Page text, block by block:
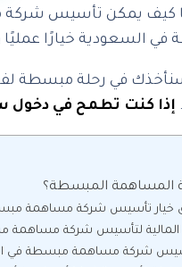
كيف يمكن تأسيس شركة
السعودية خيارًا
سنأخذك في رحلة مبسطة
إذا كنت تطمح في دخول
المساهمة المبسطة؟
خيار تأسيس شركة مساهمة
المالية لتأسيس شركة مساهمة
شركة مساهمة مبسطة في